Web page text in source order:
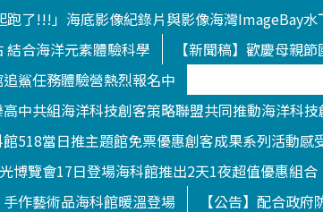
跑了!!!」海底影像紀錄片與影像海灣ImageBay
結合海洋元素體驗科學
【新聞稿】歡慶母親
鯊任務體驗營熱烈報名中
高中共組海洋科技創客策略聯盟共同推動海洋科
館518當日推主題館免票優惠創客成果系列活動感
博覽會17日登場海科館推出2天1夜超值優惠組合
作藝術品海科館暖溫登場
【公告】配合政